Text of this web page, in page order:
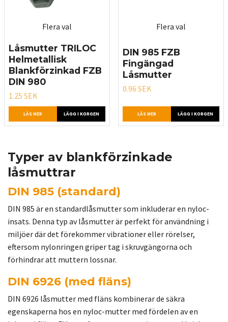
Flera val
Låsmutter TRILOC
Helmetallisk
Blankförzinkad FZB
DIN 980
1.25 SEK
LÄS MER LÄGG I KORGEN
Flera val
DIN 985 FZB
Fingängad
Låsmutter
0.96 SEK
LÄS MER LÄGG I KORGEN
Typer av blankförzinkade
låsmuttrar
DIN 985 (standard)
DIN 985 är en standardlåsmutter som inkluderar en nyloc-
insats. Denna typ av låsmutter är perfekt för användning i
miljöer där det förekommer vibrationer eller rörelser,
eftersom nylonringen griper tag i skruvgängorna och
förhindrar att muttern lossnar.
DIN 6926 (med fläns)
DIN 6926 låsmutter med fläns kombinerar de säkra
egenskaperna hos en nyloc-mutter med fördelen av en